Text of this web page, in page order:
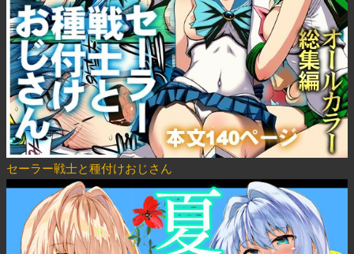
セーラー戦士と種付けおじさん